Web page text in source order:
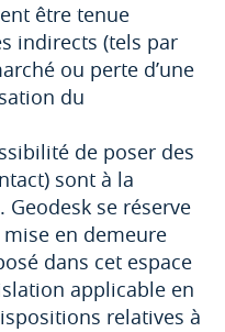
être tenue
indirects (tels par
ou perte d’une
du
de poser des
sont à la
se réserve
en demeure
dans cet espace
applicable en
relatives à